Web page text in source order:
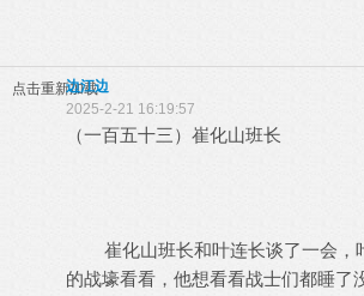
点击重新加载
边江边
2025-2-21 16:19:57
（一百五十三）崔化山班长
崔化山班长和叶连长谈了一会，
的战壕看看，他想看看战士们都睡了